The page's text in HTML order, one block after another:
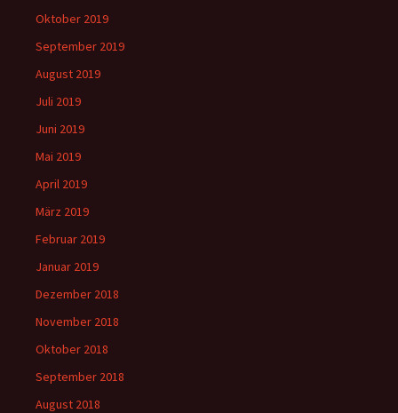
Oktober 2019
September 2019
August 2019
Juli 2019
Juni 2019
Mai 2019
April 2019
März 2019
Februar 2019
Januar 2019
Dezember 2018
November 2018
Oktober 2018
September 2018
August 2018